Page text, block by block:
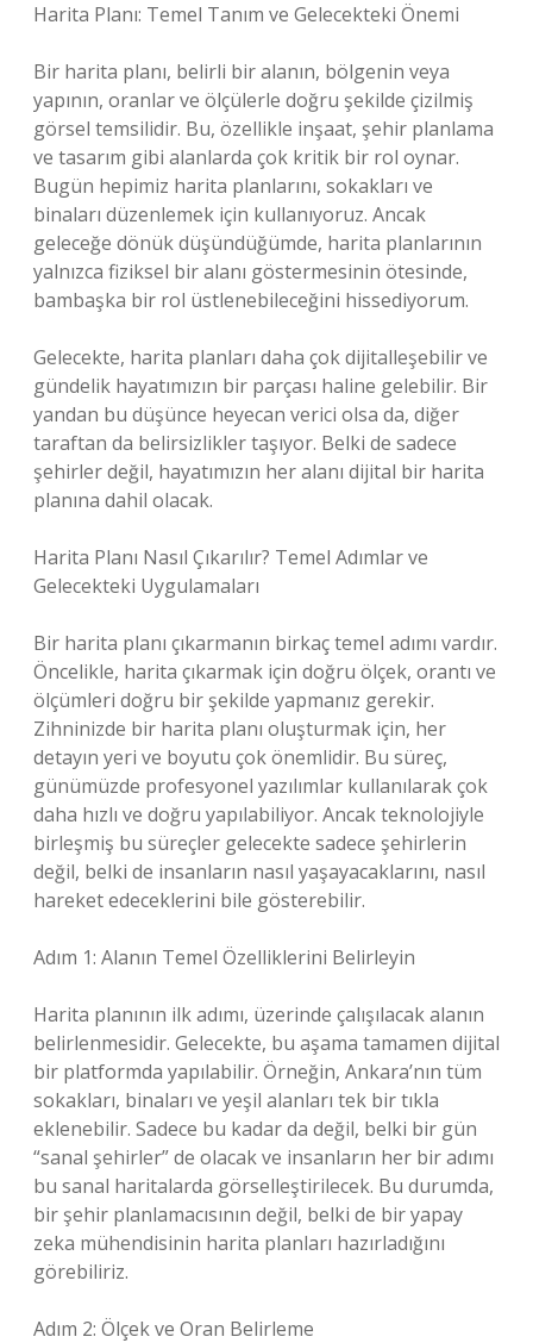
Harita Planı: Temel Tanım ve Gelecekteki Önemi
Bir harita planı, belirli bir alanın, bölgenin veya
yapının, oranlar ve ölçülerle doğru şekilde çizilmiş
görsel temsilidir. Bu, özellikle inşaat, şehir planlama
ve tasarım gibi alanlarda çok kritik bir rol oynar.
Bugün hepimiz harita planlarını, sokakları ve
binaları düzenlemek için kullanıyoruz. Ancak
geleceğe dönük düşündüğümde, harita planlarının
yalnızca fiziksel bir alanı göstermesinin ötesinde,
bambaşka bir rol üstlenebileceğini hissediyorum.
Gelecekte, harita planları daha çok dijitalleşebilir ve
gündelik hayatımızın bir parçası haline gelebilir. Bir
yandan bu düşünce heyecan verici olsa da, diğer
taraftan da belirsizlikler taşıyor. Belki de sadece
şehirler değil, hayatımızın her alanı dijital bir harita
planına dahil olacak.
Harita Planı Nasıl Çıkarılır? Temel Adımlar ve
Gelecekteki Uygulamaları
Bir harita planı çıkarmanın birkaç temel adımı vardır.
Öncelikle, harita çıkarmak için doğru ölçek, orantı ve
ölçümleri doğru bir şekilde yapmanız gerekir.
Zihninizde bir harita planı oluşturmak için, her
detayın yeri ve boyutu çok önemlidir. Bu süreç,
günümüzde profesyonel yazılımlar kullanılarak çok
daha hızlı ve doğru yapılabiliyor. Ancak teknolojiyle
birleşmiş bu süreçler gelecekte sadece şehirlerin
değil, belki de insanların nasıl yaşayacaklarını, nasıl
hareket edeceklerini bile gösterebilir.
Adım 1: Alanın Temel Özelliklerini Belirleyin
Harita planının ilk adımı, üzerinde çalışılacak alanın
belirlenmesidir. Gelecekte, bu aşama tamamen dijital
bir platformda yapılabilir. Örneğin, Ankara’nın tüm
sokakları, binaları ve yeşil alanları tek bir tıkla
eklenebilir. Sadece bu kadar da değil, belki bir gün
“sanal şehirler” de olacak ve insanların her bir adımı
bu sanal haritalarda görselleştirilecek. Bu durumda,
bir şehir planlamacısının değil, belki de bir yapay
zeka mühendisinin harita planları hazırladığını
görebiliriz.
Adım 2: Ölçek ve Oran Belirleme